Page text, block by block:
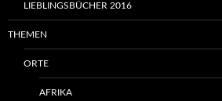
LIEBLINGSBÜCHER 2016
THEMEN
ORTE
AFRIKA